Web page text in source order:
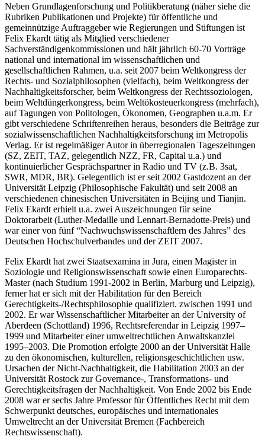
Neben Grundlagenforschung und Politikberatung (näher siehe die
Rubriken Publikationen und Projekte) für öffentliche und
gemeinnützige Auftraggeber wie Regierungen und Stiftungen ist
Felix Ekardt tätig als Mitglied verschiedener
Sachverständigenkommissionen und hält jährlich 60-70 Vorträge
national und international im wissenschaftlichen und
gesellschaftlichen Rahmen, u.a. seit 2007 beim Weltkongress der
Rechts- und Sozialphilosophen (vielfach), beim Weltkongress der
Nachhaltigkeitsforscher, beim Weltkongress der Rechtssoziologen,
beim Weltdüngerkongress, beim Weltökosteuerkongress (mehrfach),
auf Tagungen von Politologen, Ökonomen, Geographen u.a.m. Er
gibt verschiedene Schriftenreihen heraus, besonders die Beiträge zur
sozialwissenschaftlichen Nachhaltigkeitsforschung im Metropolis
Verlag. Er ist regelmäßiger Autor in überregionalen Tageszeitungen
(SZ, ZEIT, TAZ, gelegentlich NZZ, FR, Capital u.a.) und
kontinuierlicher Gesprächspartner in Radio und TV (z.B. 3sat,
SWR, MDR, BR). Gelegentlich ist er seit 2002 Gastdozent an der
Universität Leipzig (Philosophische Fakultät) und seit 2008 an
verschiedenen chinesischen Universitäten in Beijing und Tianjin.
Felix Ekardt erhielt u.a. zwei Auszeichnungen für seine
Doktorarbeit (Luther-Medaille und Lennart-Bernadotte-Preis) und
war einer von fünf “Nachwuchswissenschaftlern des Jahres” des
Deutschen Hochschulverbandes und der ZEIT 2007.
Felix Ekardt hat zwei Staatsexamina in Jura, einen Magister in
Soziologie und Religionswissenschaft sowie einen Europarechts-
Master (nach Studium 1991-2002 in Berlin, Marburg und Leipzig),
ferner hat er sich mit der Habilitation für den Bereich
Gerechtigkeits-/Rechtsphilosophie qualifiziert. zwischen 1991 und
2002. Er war Wissenschaftlicher Mitarbeiter an der University of
Aberdeen (Schottland) 1996, Rechtsreferendar in Leipzig 1997–
1999 und Mitarbeiter einer umweltrechtlichen Anwaltskanzlei
1995–2003. Die Promotion erfolgte 2000 an der Universität Halle
zu den ökonomischen, kulturellen, religionsgeschichtlichen usw.
Ursachen der Nicht-Nachhaltigkeit, die Habilitation 2003 an der
Universität Rostock zur Governance-, Transformations- und
Gerechtigkeitsfragen der Nachhaltigkeit. Von Ende 2002 bis Ende
2008 war er sechs Jahre Professor für Öffentliches Recht mit dem
Schwerpunkt deutsches, europäisches und internationales
Umweltrecht an der Universität Bremen (Fachbereich
Rechtswissenschaft).